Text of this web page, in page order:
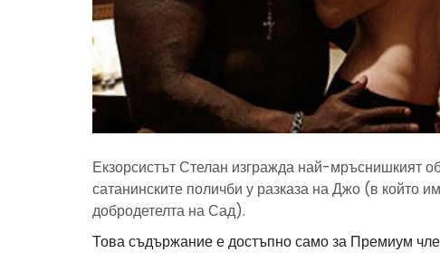
Екзорсистът Стелан изгражда най-мръснишкият
сатанинските поличби у разказа на Джо (в който
добродетелта на Сад).
Това съдържание е достъпно само за Премиум